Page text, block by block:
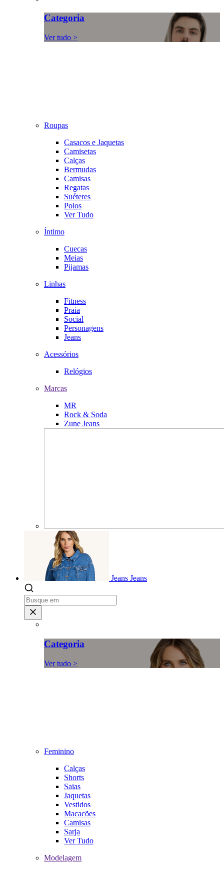
Categoria
Ver tudo >
Roupas
Casacos e Jaquetas
Camisetas
Calças
Bermudas
Camisas
Regatas
Suéteres
Polos
Ver Tudo
Íntimo
Cuecas
Meias
Pijamas
Linhas
Fitness
Praia
Social
Personagens
Jeans
Acessórios
Relógios
Marcas
MR
Rock & Soda
Zune Jeans
Jeans Jeans
Categoria
Ver tudo >
Feminino
Calças
Shorts
Saias
Jaquetas
Vestidos
Macacões
Camisas
Sarja
Ver Tudo
Modelagem